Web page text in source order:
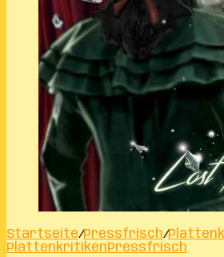
Startseite/Pressfrisch/
PlattenkritikenPressfrisch